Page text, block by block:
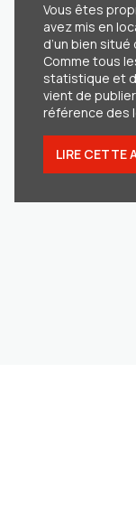
Vous êtes
avez mis en
d’un bien
Comme tous
statistique et
vient de
référence des
LIRE CETTE